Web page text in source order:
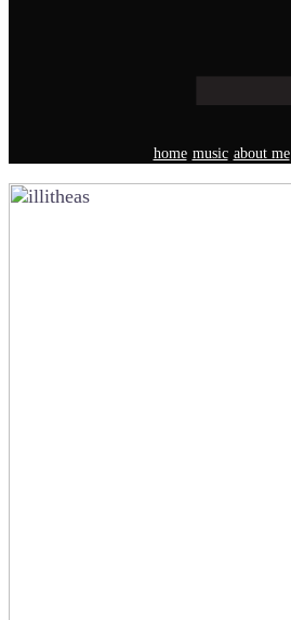
home music about me